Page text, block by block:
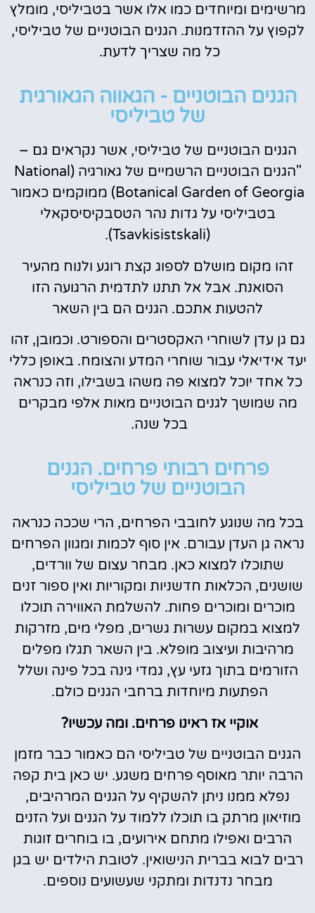
מרשימים ומיוחדים כמו אלו אשר בטביליסי, מומלץ
לקפוץ על ההזדמנות. הגנים הבוטניים של טביליסי,
כל מה שצריך לדעת.
הגנים הבוטניים - הגאווה הגאורגית
של טביליסי
הגנים הבוטניים של טביליסי, אשר נקראים גם –
"הגנים הבוטניים הרשמיים של גאורגיה (National
Botanical Garden of Georgia) ממוקמים כאמור
בטביליסי על גדות נהר הטסבקיסיסקאלי
(Tsavkisistskali).
זהו מקום מושלם לספוג קצת רוגע ולנוח מהעיר
הסואנת. אבל אל תתנו לתדמית הרגועה הזו
להטעות אתכם. הגנים הם בין השאר
גם גן עדן לשוחרי האקסטרים והספורט. וכמובן, זהו
יעד אידיאלי עבור שוחרי המדע והצומח. באופן כללי
כל אחד יוכל למצוא פה משהו בשבילו, וזה כנראה
מה שמושך לגנים הבוטניים מאות אלפי מבקרים
בכל שנה.
פרחים רבותי פרחים. הגנים
הבוטניים של טביליסי
בכל מה שנוגע לחובבי הפרחים, הרי שככה כנראה
נראה גן העדן עבורם. אין סוף לכמות ומגוון הפרחים
שתוכלו למצוא כאן. מבחר עצום של וורדים,
שושנים, הכלאות חדשניות ומקוריות ואין ספור זנים
מוכרים ומוכרים פחות. להשלמת האווירה תוכלו
למצוא במקום עשרות גשרים, מפלי מים, מזרקות
מרהיבות ועיצוב מופלא. בין השאר תגלו מפלים
הזורמים בתוך גזעי עץ, גמדי גינה בכל פינה ושלל
הפתעות מיוחדות ברחבי הגנים כולם.
אוקיי אז ראינו פרחים. ומה עכשיו?
הגנים הבוטניים של טביליסי הם כאמור כבר מזמן
הרבה יותר מאוסף פרחים משגע. יש כאן בית קפה
נפלא ממנו ניתן להשקיף על הגנים המרהיבים,
מוזיאון מרתק בו תוכלו ללמוד על הגנים ועל הזנים
הרבים ואפילו מתחם אירועים, בו בוחרים זוגות
רבים לבוא בברית הנישואין. לטובת הילדים יש בגן
מבחר נדנדות ומתקני שעשועים נוספים.